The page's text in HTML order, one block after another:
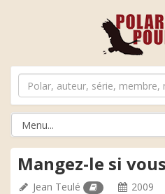
Mangez-le si
Jean Teulé 2009